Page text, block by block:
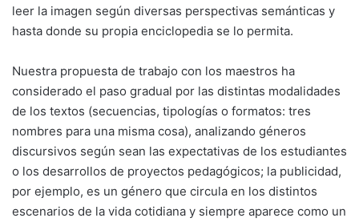
leer la imagen según diversas perspectivas semánticas y
hasta donde su propia enciclopedia se lo permita.
Nuestra propuesta de trabajo con los maestros ha
considerado el paso gradual por las distintas modalidades
de los textos (secuencias, tipologías o formatos: tres
nombres para una misma cosa), analizando géneros
discursivos según sean las expectativas de los estudiantes
o los desarrollos de proyectos pedagógicos; la publicidad,
por ejemplo, es un género que circula en los distintos
escenarios de la vida cotidiana y siempre aparece como un